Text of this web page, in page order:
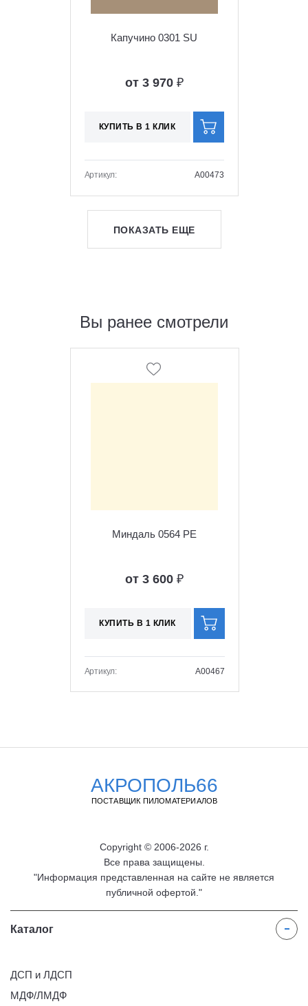
Капучино 0301 SU
от 3 970 ₽
КУПИТЬ В 1 КЛИК
Артикул: A00473
ПОКАЗАТЬ ЕЩЕ
Вы ранее смотрели
Миндаль 0564 PE
от 3 600 ₽
КУПИТЬ В 1 КЛИК
Артикул: A00467
АКРОПОЛЬ66
ПОСТАВЩИК ПИЛОМАТЕРИАЛОВ
Copyright © 2006-2026 г.
Все права защищены.
"Информация представленная на сайте не является
публичной офертой."
Каталог
ДСП и ЛДСП
МДФ/ЛМДФ